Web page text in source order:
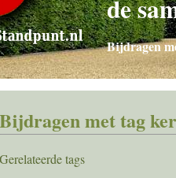
de
Bijdragen
Bijdragen met tag
Gerelateerde tags